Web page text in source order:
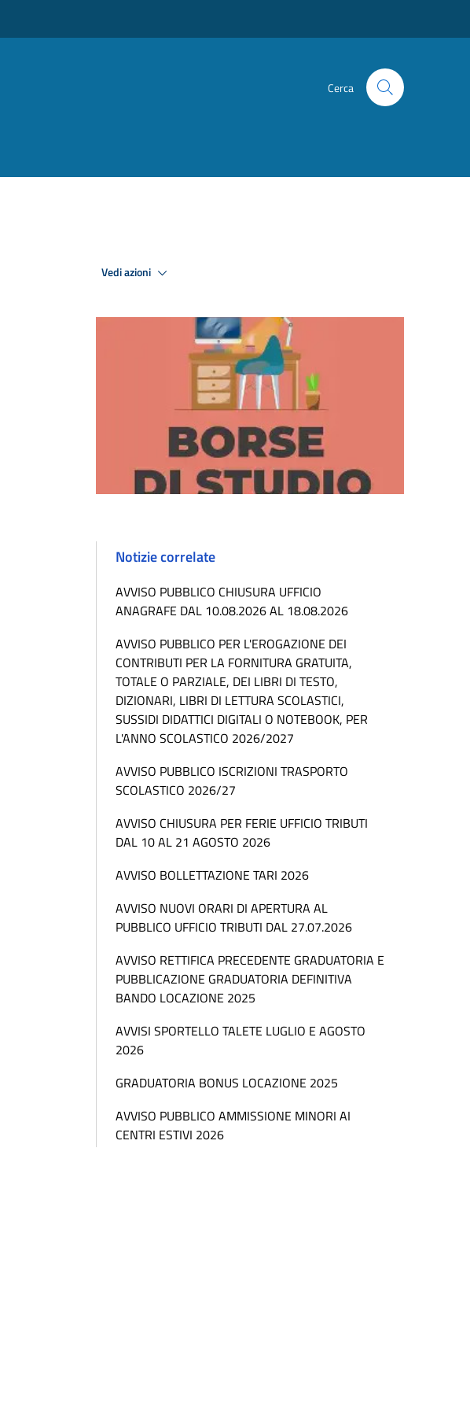
Cerca
Vedi azioni
Notizie correlate
AVVISO PUBBLICO CHIUSURA UFFICIO
ANAGRAFE DAL 10.08.2026 AL 18.08.2026
AVVISO PUBBLICO PER L'EROGAZIONE DEI
CONTRIBUTI PER LA FORNITURA GRATUITA,
TOTALE O PARZIALE, DEI LIBRI DI TESTO,
DIZIONARI, LIBRI DI LETTURA SCOLASTICI,
SUSSIDI DIDATTICI DIGITALI O NOTEBOOK, PER
L'ANNO SCOLASTICO 2026/2027
AVVISO PUBBLICO ISCRIZIONI TRASPORTO
SCOLASTICO 2026/27
AVVISO CHIUSURA PER FERIE UFFICIO TRIBUTI
DAL 10 AL 21 AGOSTO 2026
AVVISO BOLLETTAZIONE TARI 2026
AVVISO NUOVI ORARI DI APERTURA AL
PUBBLICO UFFICIO TRIBUTI DAL 27.07.2026
AVVISO RETTIFICA PRECEDENTE GRADUATORIA E
PUBBLICAZIONE GRADUATORIA DEFINITIVA
BANDO LOCAZIONE 2025
AVVISI SPORTELLO TALETE LUGLIO E AGOSTO
2026
GRADUATORIA BONUS LOCAZIONE 2025
AVVISO PUBBLICO AMMISSIONE MINORI AI
CENTRI ESTIVI 2026